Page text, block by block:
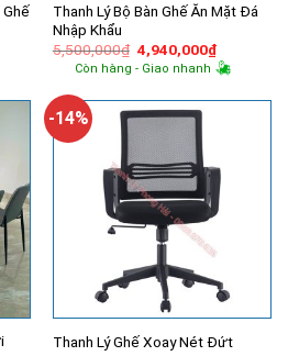
Ghế
Thanh Lý Bộ Bàn Ghế Ăn Mặt Đá
Nhập Khẩu
5,500,000₫ Giá
gốc
là:
4,940,000₫Giá
hiện
tại
Còn hàng - Giao nhanh
-14%
Thanh Lý Ghế Xoay Nét Đứt